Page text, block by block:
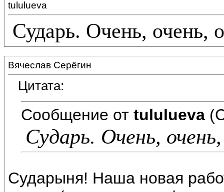
tululueva
Сударь. Очень, очень,
Вячеслав Серёгин
Цитата:
Сообщение от tululueva
Сударь. Очень,
Сударыня! Наша новая